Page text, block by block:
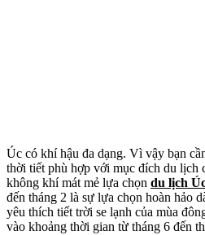
Úc có khí hậu đa dạng. Vì vậy bạn
thời tiết phù hợp với mục đích du lịch
không khí mát mẻ lựa chọn du lịch
đến tháng 2 là sự lựa chọn hoàn hảo
yêu thích tiết trời se lạnh của mùa
vào khoảng thời gian từ tháng 6 đến